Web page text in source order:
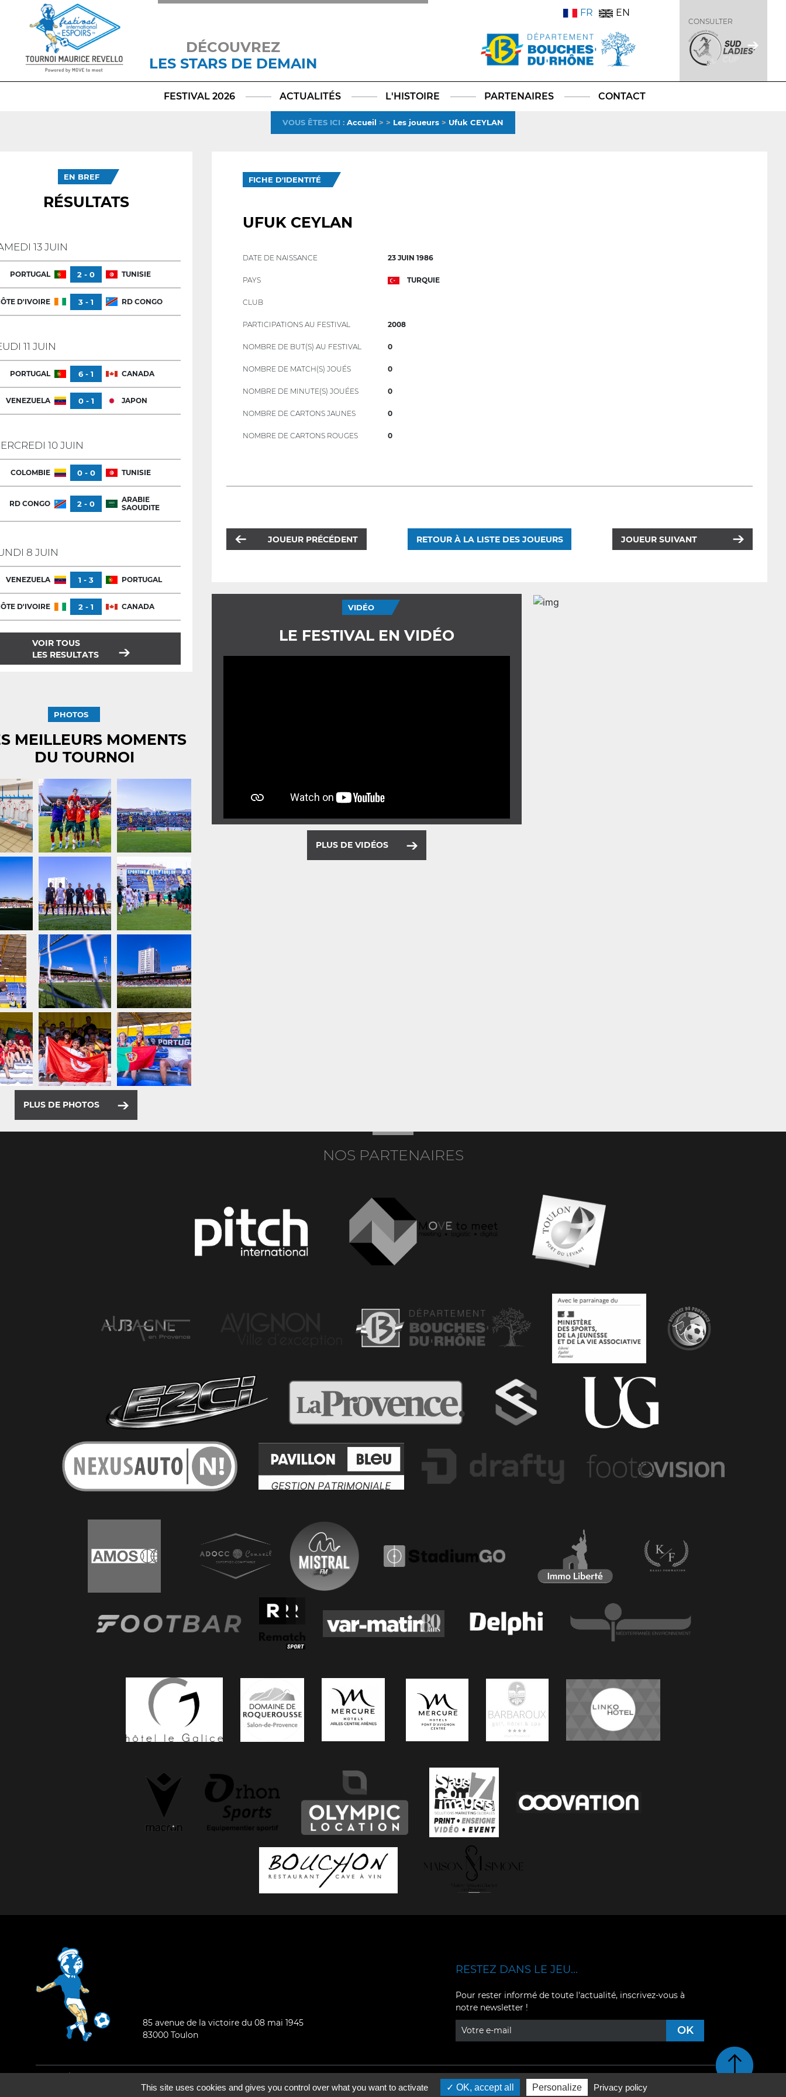
DÉCOUVREZ
LES STARS DE DEMAIN
TikTokLinkedIn
X
FR EN
CONSULTER
FESTIVAL 2026 ACTUALITÉS L'HISTOIRE PARTENAIRES CONTACT
VOUS ÊTES ICI : Accueil > > Les joueurs > Ufuk CEYLAN
EN BREF
RÉSULTATS
13 JUIN
PORTUGAL 2 - 0 TUNISIE
D'IVOIRE 3 - 1 RD CONGO
11 JUIN
PORTUGAL 6 - 1 CANADA
VENEZUELA 0 - 1 JAPON
10 JUIN
COLOMBIE 0 - 0 TUNISIE
RD CONGO 2 - 0
ARABIE
SAOUDITE
8 JUIN
VENEZUELA 1 - 3 PORTUGAL
D'IVOIRE 2 - 1 CANADA
VOIR TOUS
LES RESULTATS
PHOTOS
MEILLEURS MOMENTS
DU TOURNOI
PLUS DE PHOTOS
FICHE D'IDENTITÉ
UFUK CEYLAN
DATE DE NAISSANCE 23 JUIN 1986
PAYS TURQUIE
CLUB
PARTICIPATIONS AU FESTIVAL 2008
NOMBRE DE BUT(S) AU FESTIVAL 0
NOMBRE DE MATCH(S) JOUÉS 0
NOMBRE DE MINUTE(S) JOUÉES 0
NOMBRE DE CARTONS JAUNES 0
NOMBRE DE CARTONS ROUGES 0
JOUEUR PRÉCÉDENT RETOUR À LA LISTE DES JOUEURS JOUEUR SUIVANT
VIDÉO
LE FESTIVAL EN VIDÉO
PLUS DE VIDÉOS
NOS PARTENAIRES
85 avenue de la victoire du 08 mai 1945
83000 Toulon
YouTube
RESTEZ DANS LE JEU...
Pour rester informé de toute l'actualité, inscrivez-vous à
notre newsletter !
Mentions légales-Qui sommes-nous ?
©2026 - Tous droits réservés - Conception :epartenair e
Retour en haut de page
This site uses cookies and gives you control over what you want to activate OK, accept all Personalize Privacy policy